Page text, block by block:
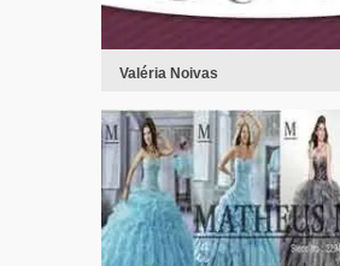
Valéria Noivas